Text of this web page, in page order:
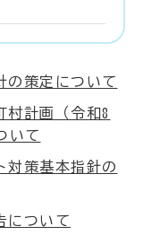
の策定について
村計画（令和8
いて
対策基本指針の
について